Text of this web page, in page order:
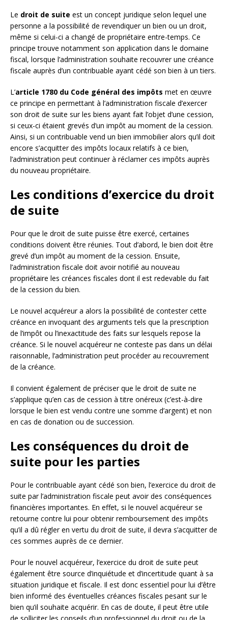
Le droit de suite est un concept juridique selon lequel une
personne a la possibilité de revendiquer un bien ou un droit,
même si celui-ci a changé de propriétaire entre-temps. Ce
principe trouve notamment son application dans le domaine
fiscal, lorsque l’administration souhaite recouvrer une créance
fiscale auprès d’un contribuable ayant cédé son bien à un tiers.
L’article 1780 du Code général des impôts met en œuvre
ce principe en permettant à l’administration fiscale d’exercer
son droit de suite sur les biens ayant fait l’objet d’une cession,
si ceux-ci étaient grevés d’un impôt au moment de la cession.
Ainsi, si un contribuable vend un bien immobilier alors qu’il doit
encore s’acquitter des impôts locaux relatifs à ce bien,
l’administration peut continuer à réclamer ces impôts auprès
du nouveau propriétaire.
Les conditions d’exercice du droit
de suite
Pour que le droit de suite puisse être exercé, certaines
conditions doivent être réunies. Tout d’abord, le bien doit être
grevé d’un impôt au moment de la cession. Ensuite,
l’administration fiscale doit avoir notifié au nouveau
propriétaire les créances fiscales dont il est redevable du fait
de la cession du bien.
Le nouvel acquéreur a alors la possibilité de contester cette
créance en invoquant des arguments tels que la prescription
de l’impôt ou l’inexactitude des faits sur lesquels repose la
créance. Si le nouvel acquéreur ne conteste pas dans un délai
raisonnable, l’administration peut procéder au recouvrement
de la créance.
Il convient également de préciser que le droit de suite ne
s’applique qu’en cas de cession à titre onéreux (c’est-à-dire
lorsque le bien est vendu contre une somme d’argent) et non
en cas de donation ou de succession.
Les conséquences du droit de
suite pour les parties
Pour le contribuable ayant cédé son bien, l’exercice du droit de
suite par l’administration fiscale peut avoir des conséquences
financières importantes. En effet, si le nouvel acquéreur se
retourne contre lui pour obtenir remboursement des impôts
qu’il a dû régler en vertu du droit de suite, il devra s’acquitter de
ces sommes auprès de ce dernier.
Pour le nouvel acquéreur, l’exercice du droit de suite peut
également être source d’inquiétude et d’incertitude quant à sa
situation juridique et fiscale. Il est donc essentiel pour lui d’être
bien informé des éventuelles créances fiscales pesant sur le
bien qu’il souhaite acquérir. En cas de doute, il peut être utile